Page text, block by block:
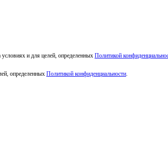
и для целей, определенных Политикой
определенных Политикой конфиденциальности